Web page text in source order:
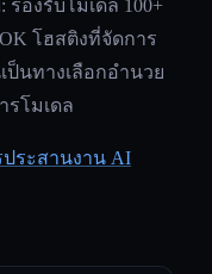
: รองรับโมเดล 100+
โฮสติงที่จัดการ
ป็นทางเลือกอำนวย
รโมเดล
ประสานงาน AI